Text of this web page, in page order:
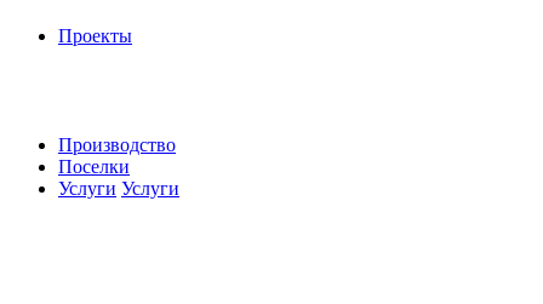
Проекты
Производство
Поселки
Услуги Услуги